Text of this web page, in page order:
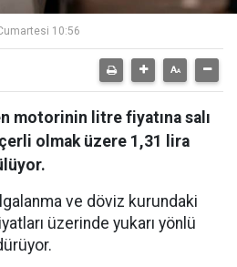
10:56
motorinin litre fiyatına salı
olmak üzere 1,31 lira
ve döviz kurundaki
üzerinde yukarı yönlü